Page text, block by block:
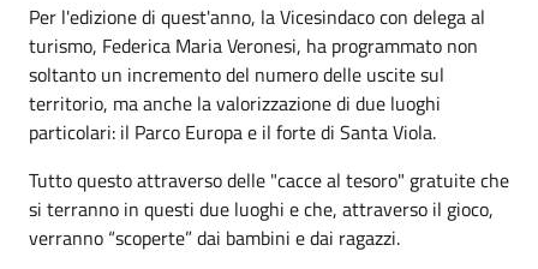
Per l'edizione di quest'anno, la Vicesindaco con delega al
turismo, Federica Maria Veronesi, ha programmato non
soltanto un incremento del numero delle uscite sul
territorio, ma anche la valorizzazione di due luoghi
particolari: il Parco Europa e il forte di Santa Viola.
Tutto questo attraverso delle "cacce al tesoro" gratuite che
si terranno in questi due luoghi e che, attraverso il gioco,
verranno “scoperte” dai bambini e dai ragazzi.